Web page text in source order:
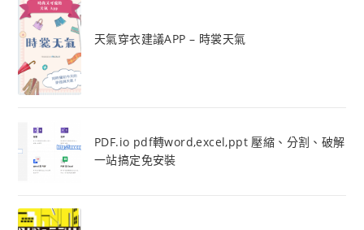
天氣穿衣建議APP – 時裳天氣
PDF.io pdf轉word,excel,ppt 壓縮、分割、破解
一站搞定免安裝